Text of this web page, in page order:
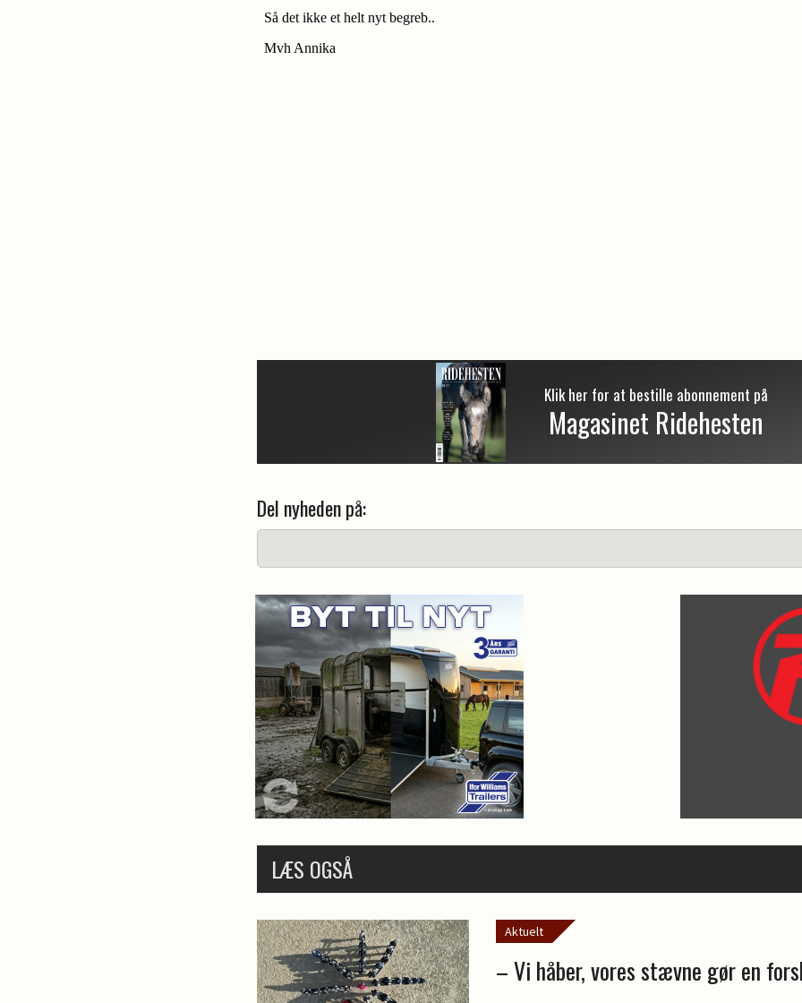
Klik her for at bestille abonnement på
Magasinet Ridehesten
Del nyheden på:
LÆS OGSÅ
Aktuelt
– Vi håber, vores stævne gør en